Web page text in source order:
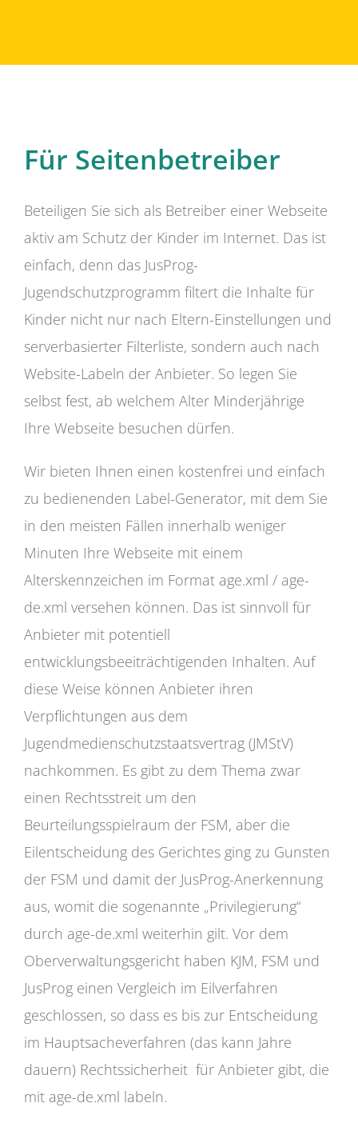
Für Seitenbetreiber
Beteiligen Sie sich als Betreiber einer Webseite
aktiv am Schutz der Kinder im Internet. Das ist
einfach, denn das JusProg-
Jugendschutzprogramm filtert die Inhalte für
Kinder nicht nur nach Eltern-Einstellungen und
serverbasierter Filterliste, sondern auch nach
Website-Labeln der Anbieter. So legen Sie
selbst fest, ab welchem Alter Minderjährige
Ihre Webseite besuchen dürfen.
Wir bieten Ihnen einen kostenfrei und einfach
zu bedienenden Label-Generator, mit dem Sie
in den meisten Fällen innerhalb weniger
Minuten Ihre Webseite mit einem
Alterskennzeichen im Format age.xml / age-
de.xml versehen können. Das ist sinnvoll für
Anbieter mit potentiell
entwicklungsbeeiträchtigenden Inhalten. Auf
diese Weise können Anbieter ihren
Verpflichtungen aus dem
Jugendmedienschutzstaatsvertrag (JMStV)
nachkommen. Es gibt zu dem Thema zwar
einen Rechtsstreit um den
Beurteilungsspielraum der FSM, aber die
Eilentscheidung des Gerichtes ging zu Gunsten
der FSM und damit der JusProg-Anerkennung
aus, womit die sogenannte „Privilegierung“
durch age-de.xml weiterhin gilt. Vor dem
Oberverwaltungsgericht haben KJM, FSM und
JusProg einen Vergleich im Eilverfahren
geschlossen, so dass es bis zur Entscheidung
im Hauptsacheverfahren (das kann Jahre
dauern) Rechtssicherheit für Anbieter gibt, die
mit age-de.xml labeln.